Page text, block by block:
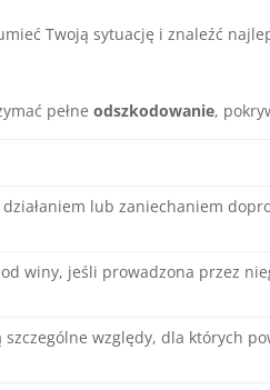
Twoją sytuację i znaleźć
pełneodszkodowanie,
lub zaniechaniem
winy, jeśli prowadzona przez
względy, dla których